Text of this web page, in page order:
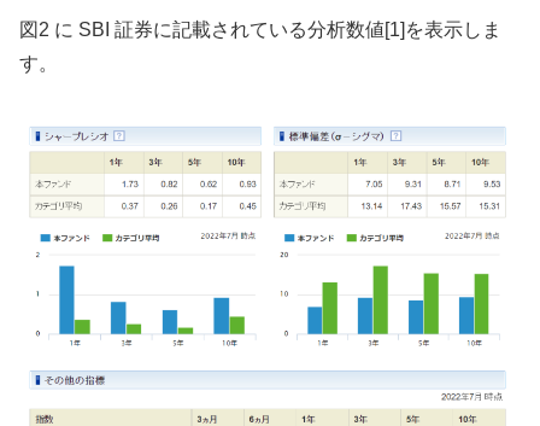
図2 に SBI 証券に記載されている分析数値[1]を表示しま
す。